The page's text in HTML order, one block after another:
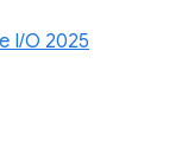
I/O 2025